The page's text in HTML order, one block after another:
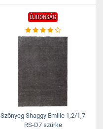
ÚJDONSÁG
Szőnyeg Shaggy Emilie 1,2/1,7
RS-D7 szürke